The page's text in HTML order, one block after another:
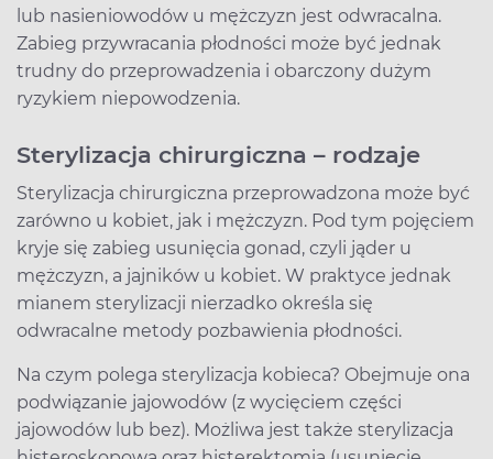
lub nasieniowodów u mężczyzn jest odwracalna.
Zabieg przywracania płodności może być jednak
trudny do przeprowadzenia i obarczony dużym
ryzykiem niepowodzenia.
Sterylizacja chirurgiczna – rodzaje
Sterylizacja chirurgiczna przeprowadzona może być
zarówno u kobiet, jak i mężczyzn. Pod tym pojęciem
kryje się zabieg usunięcia gonad, czyli jąder u
mężczyzn, a jajników u kobiet. W praktyce jednak
mianem sterylizacji nierzadko określa się
odwracalne metody pozbawienia płodności.
Na czym polega sterylizacja kobieca? Obejmuje ona
podwiązanie jajowodów (z wycięciem części
jajowodów lub bez). Możliwa jest także sterylizacja